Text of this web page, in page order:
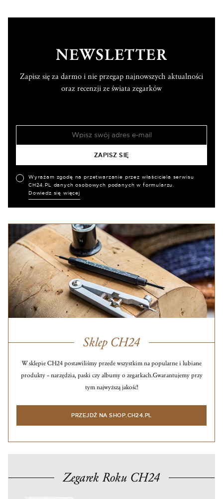
NEWSLETTER
Zapisz się za darmo i nie przegap najnowszych aktualności
oraz recenzji ze świata zegarków
Wyrażam zgodę na przetwarzanie przez właściciela serwisu
CH24.PL danych osobowych podanych w formularzu.
Dowiedz się więcej
Sklep CH24
W sklepie CH24 postawiliśmy przede wszystkim na popularne i lubiane
produkty – narzędzia, paski czy albumy o zegarkach.Gwarantujemy przy
tym najwyższą jakość!
PRZEJDŹ NA SHOP.CH24.PL
Zegarek Roku CH24